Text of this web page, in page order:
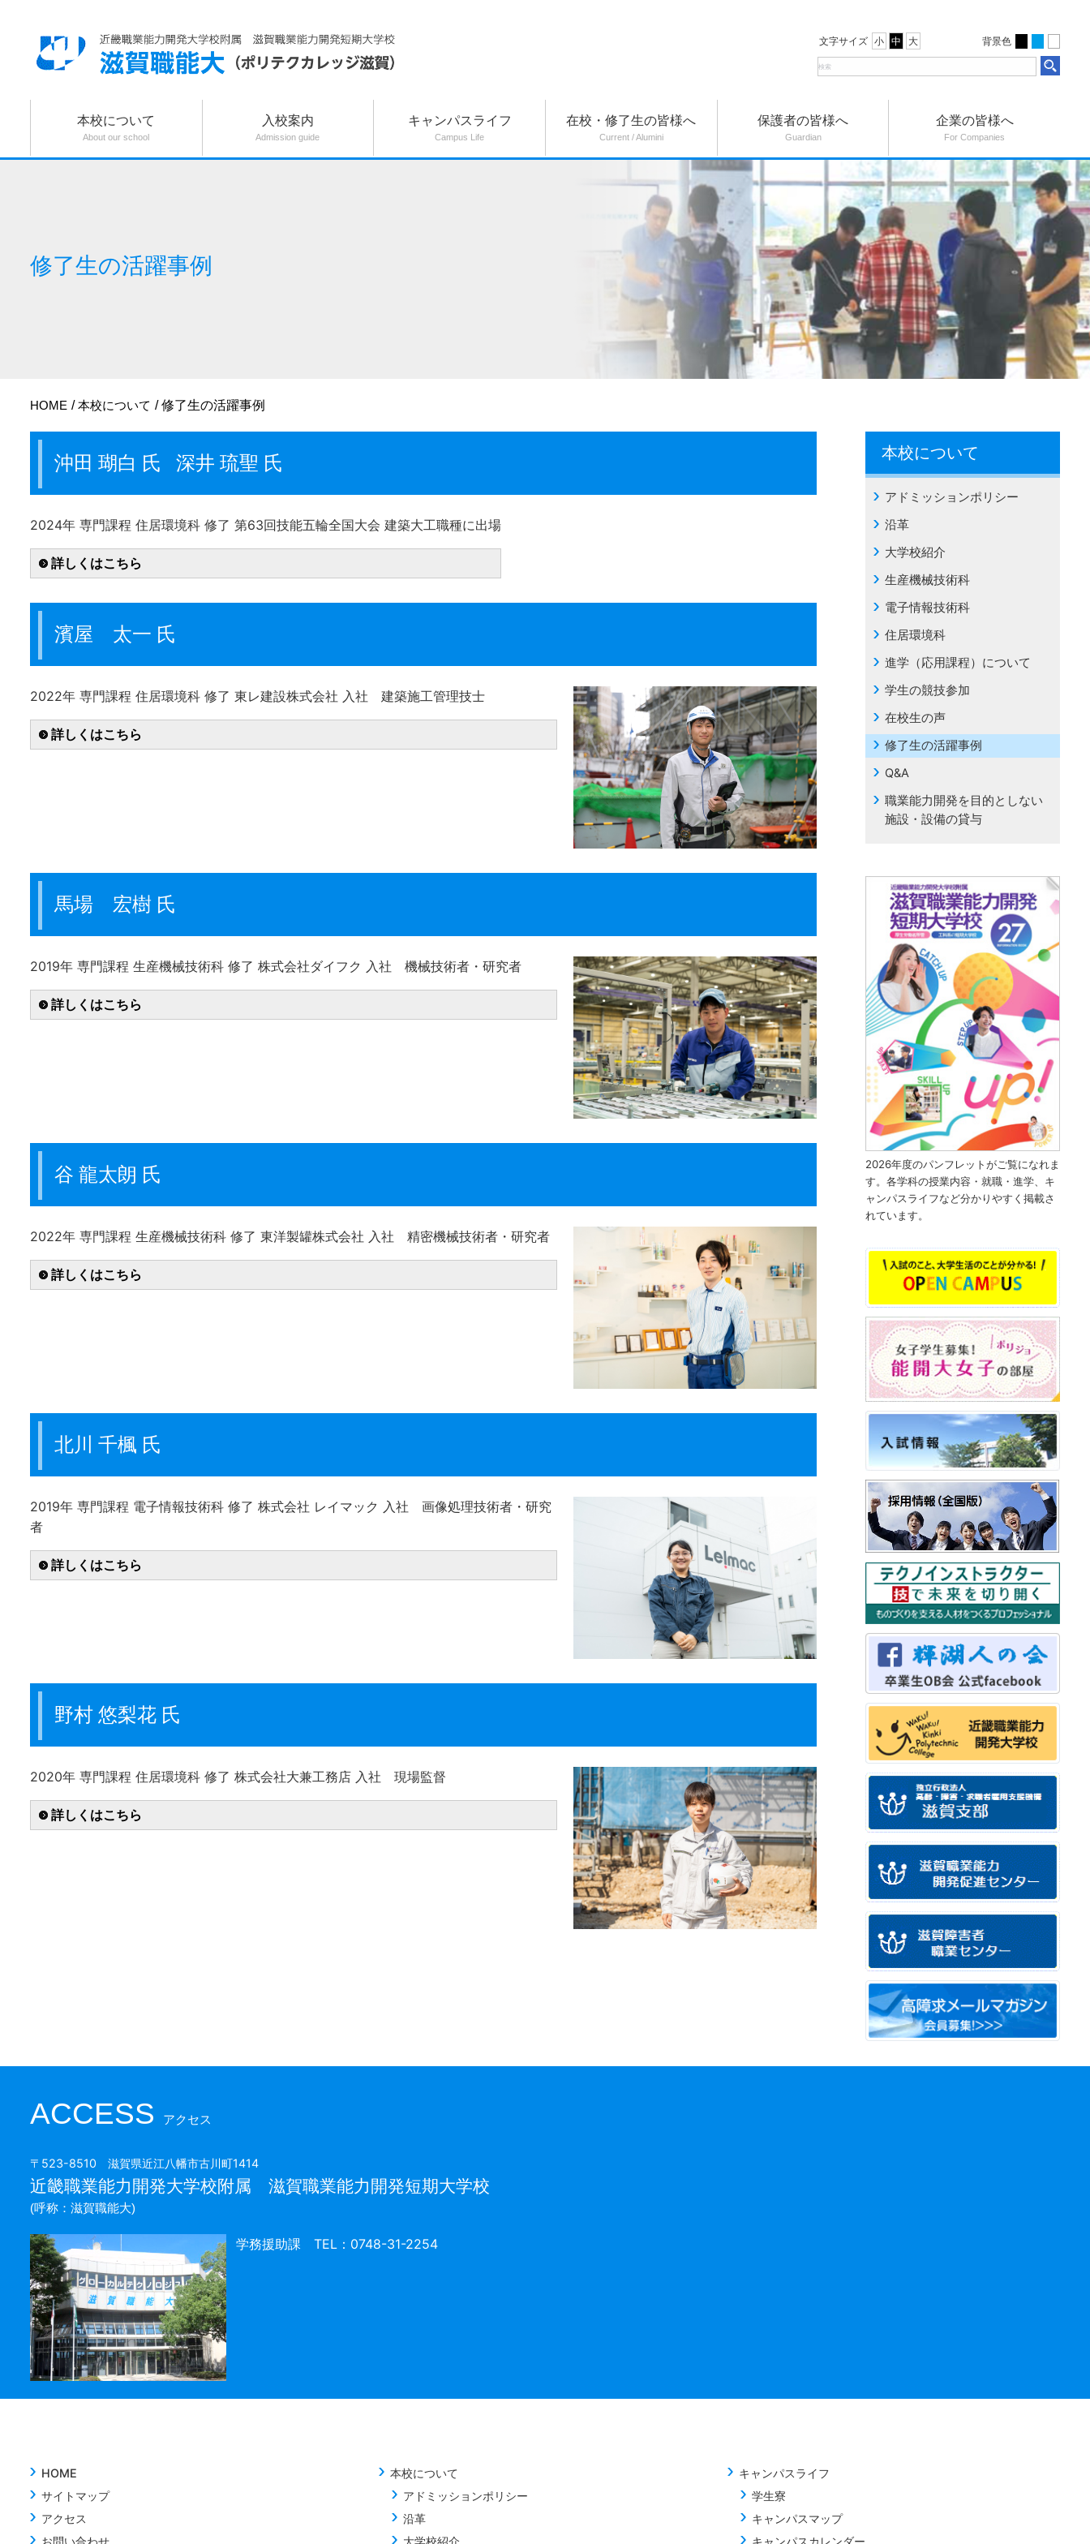
文字サイズ 小 中 大 背景色
本校について
About our school
入校案内
Admission guide
キャンパスライフ
Campus Life
在校・修了生の皆様へ
Current / Alumini
保護者の皆様へ
Guardian
企業の皆様へ
For Companies
修了生の活躍事例
HOME 本校について 修了生の活躍事例
沖田 瑚白 氏 深井 琉聖 氏
2024年 専門課程 住居環境科 修了 第63回技能五輪全国大会 建築大工職種に出場
詳しくはこちら
濱屋 太一 氏
2022年 専門課程 住居環境科 修了 東レ建設株式会社 入社 建築施工管理技士
詳しくはこちら
馬場 宏樹 氏
2019年 専門課程 生産機械技術科 修了 株式会社ダイフク 入社 機械技術者・研究者
詳しくはこちら
谷 龍太朗 氏
2022年 専門課程 生産機械技術科 修了 東洋製罐株式会社 入社 精密機械技術者・研究者
詳しくはこちら
北川 千楓 氏
2019年 専門課程 電子情報技術科 修了 株式会社 レイマック 入社 画像処理技術者・研究
者
詳しくはこちら
野村 悠梨花 氏
2020年 専門課程 住居環境科 修了 株式会社大兼工務店 入社 現場監督
詳しくはこちら
本校について
アドミッションポリシー
沿革
大学校紹介
生産機械技術科
電子情報技術科
住居環境科
進学（応用課程）について
学生の競技参加
在校生の声
修了生の活躍事例
Q&A
職業能力開発を目的としない
施設・設備の貸与
2026年度のパンフレットがご覧になれま
す。各学科の授業内容・就職・進学、キ
ャンパスライフなど分かりやすく掲載さ
れています。
ACCESS アクセス
〒523-8510 滋賀県近江八幡市古川町1414
近畿職業能力開発大学校附属 滋賀職業能力開発短期大学校
(呼称：滋賀職能大)
学務援助課 TEL：0748-31-2254
HOME
サイトマップ
アクセス
お問い合わせ
本校について
アドミッションポリシー
沿革
大学校紹介
キャンパスライフ
学生寮
キャンパスマップ
キャンパスカレンダー